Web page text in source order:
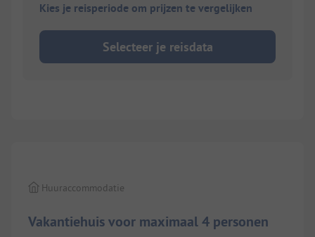
Kies je reisperiode om prijzen te vergelijken
Selecteer je reisdata
Vakantiehuis voor maximaal 4 personen
Huuraccommodatie